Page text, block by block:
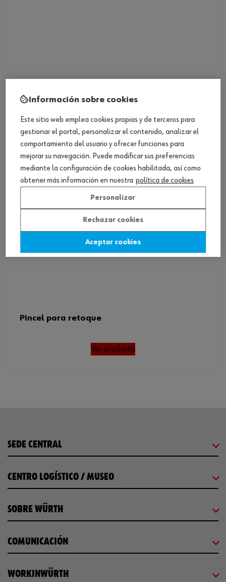
Ver producto
Pincel para retoque
Ver producto
SEDE CENTRAL
CENTRO LOGÍSTICO / MUSEO
SOBRE WÜRTH
COMUNICACIÓN
WORKINWÜRTH
Información sobre cookies
Este sitio web emplea cookies propias y de terceros para
gestionar el portal, personalizar el contenido, analizar el
comportamiento del usuario y ofrecer funciones para
mejorar su navegación. Puede modificar sus preferencias
mediante la configuración de cookies habilitada, así como
obtener más información en nuestra política de cookies
Personalizar
Rechazar cookies
Aceptar cookies